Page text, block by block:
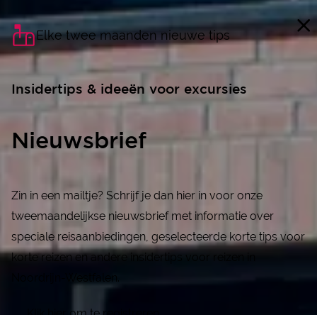
Elke twee maanden nieuwe tips
Insidertips & ideeën voor excursies
Nieuwsbrief
Zin in een mailtje? Schrijf je dan hier in voor onze
tweemaandelijkse nieuwsbrief met informatie over
speciale reisaanbiedingen, geselecteerde korte tips voor
korte reizen en andere insidertips voor reizen in